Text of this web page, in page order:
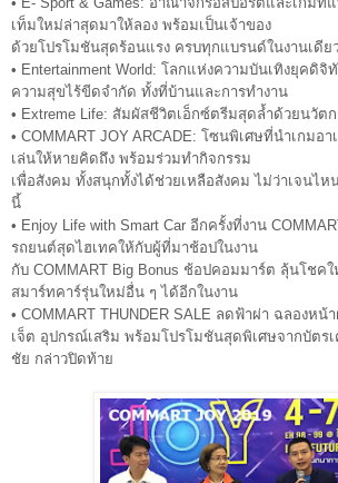
เท็มใหม่ล่าสุดมาให้ลอง พร้อมเป็นเจ้าของ
ด้วยโปรโมชันสุดร้อนแรง ครบทุกแบรนด์ในงานเดีย
• Entertainment World: โลกแห่งความบันเทิงยุคดิ
ความสุขไร้ขีดจำกัด ทั้งที่บ้านและการทำงาน
• Extreme Life: สัมผัสชีวิตเอ็กซ์ตรีมสุดล้ำด้วยนวัต
• COMMART JOY ARCADE: โซนพิเศษที่นำเกมอ
เล่นให้หายคิดถึง พร้อมร่วมทำกิจกรรม
เพื่อสังคม ทั้งสนุกทั้งได้ช่วยเหลือสังคม ไม่ว่าเจนไ
นี้
• Enjoy Life with Smart Car อีกครั้งที่งาน
รถยนต์สุดไฮเทคให้กับผู้ที่มาช้อปในงาน
กับ COMMART Big Bonus ช้อปคอมมาร์ต ลุ้นโช
สมาร์ทคาร์รุ่นใหม่อื่น ๆ ได้อีกในงาน
• COMMART THUNDER SALE ลดฟ้าผ่า ฉลองห
เจ็ต อุปกรณ์เสริม พร้อมโปรโมชันสุดพิเศษจากบัตร
ชัย กล่าวปิดท้าย